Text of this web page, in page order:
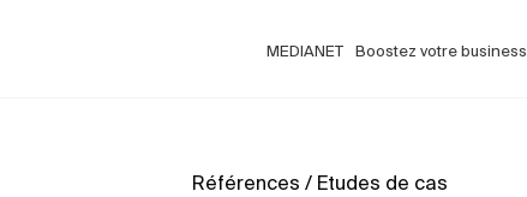
MEDIANET Boostez votre business
Références / Etudes de cas